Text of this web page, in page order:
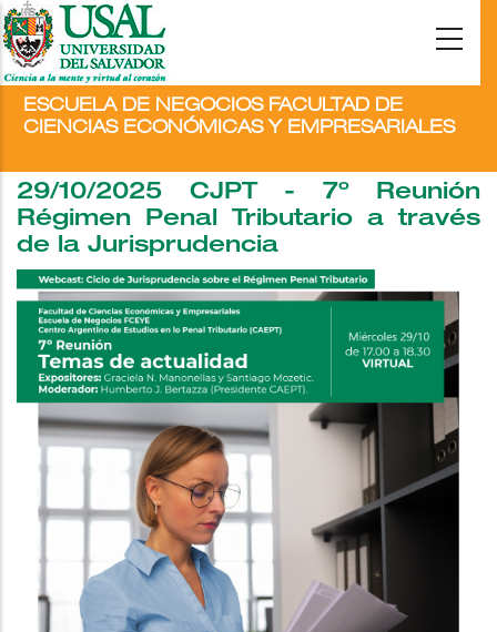
ESCUELA DE NEGOCIOS FACULTAD DE
CIENCIAS ECONÓMICAS Y EMPRESARIALES
29/10/2025 CJPT - 7º Reunión
Régimen Penal Tributario a través
de la Jurisprudencia